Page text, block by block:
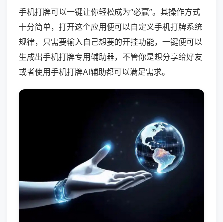
手机打牌可以一键让你轻松成为“必赢”。其操作方式
十分简单，打开这个应用便可以自定义手机打牌系统
规律，只需要输入自己想要的开挂功能，一键便可以
生成出手机打牌专用辅助器，不管你是想分享给好友
或者使用手机打牌AI辅助都可以满足需求。